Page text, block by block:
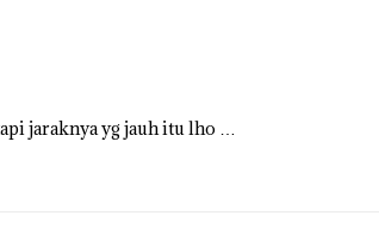
jaraknya yg jauh itu lho …